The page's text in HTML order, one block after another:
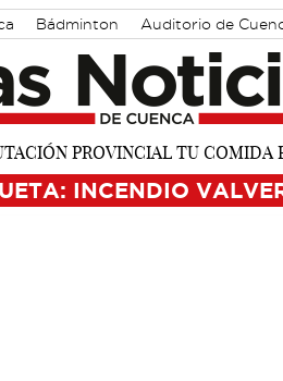
Bádminton Auditorio de
INCENDIO